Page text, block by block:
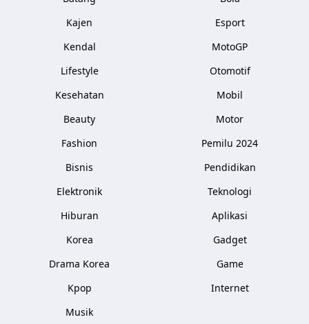
Kajen
Kendal
Lifestyle
Kesehatan
Beauty
Fashion
Bisnis
Elektronik
Hiburan
Korea
Drama Korea
Kpop
Musik
Esport
MotoGP
Otomotif
Mobil
Motor
Pemilu 2024
Pendidikan
Teknologi
Aplikasi
Gadget
Game
Internet